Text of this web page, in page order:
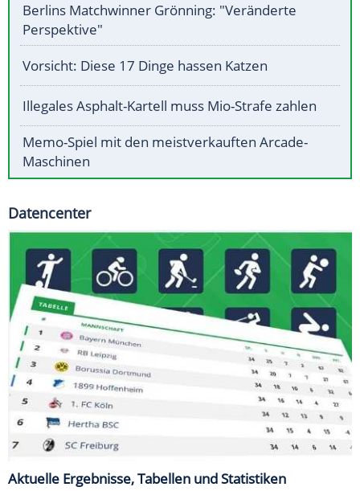
Berlins Matchwinner Grönning: "Veränderte
Perspektive"
Vorsicht: Diese 17 Dinge hassen Katzen
Illegales Asphalt-Kartell muss Mio-Strafe zahlen
Memo-Spiel mit den meistverkauften Arcade-
Maschinen
Datencenter
Aktuelle Ergebnisse, Tabellen und Statistiken